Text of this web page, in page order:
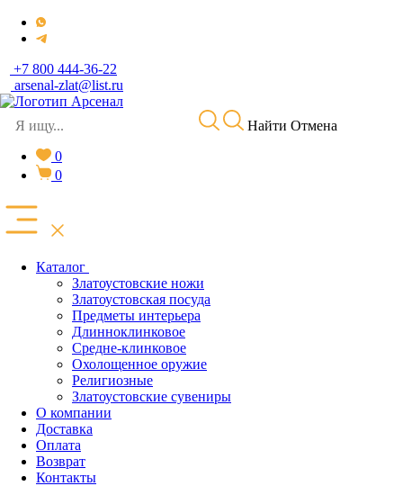
+7 800 444-36-22
arsenal-zlat@list.ru
Найти Отмена
0
0
Каталог
Златоустовские ножи
Златоустовская посуда
Предметы интерьера
Длинноклинковое
Средне-клинковое
Охолощенное оружие
Религиозные
Златоустовские сувениры
О компании
Доставка
Оплата
Возврат
Контакты